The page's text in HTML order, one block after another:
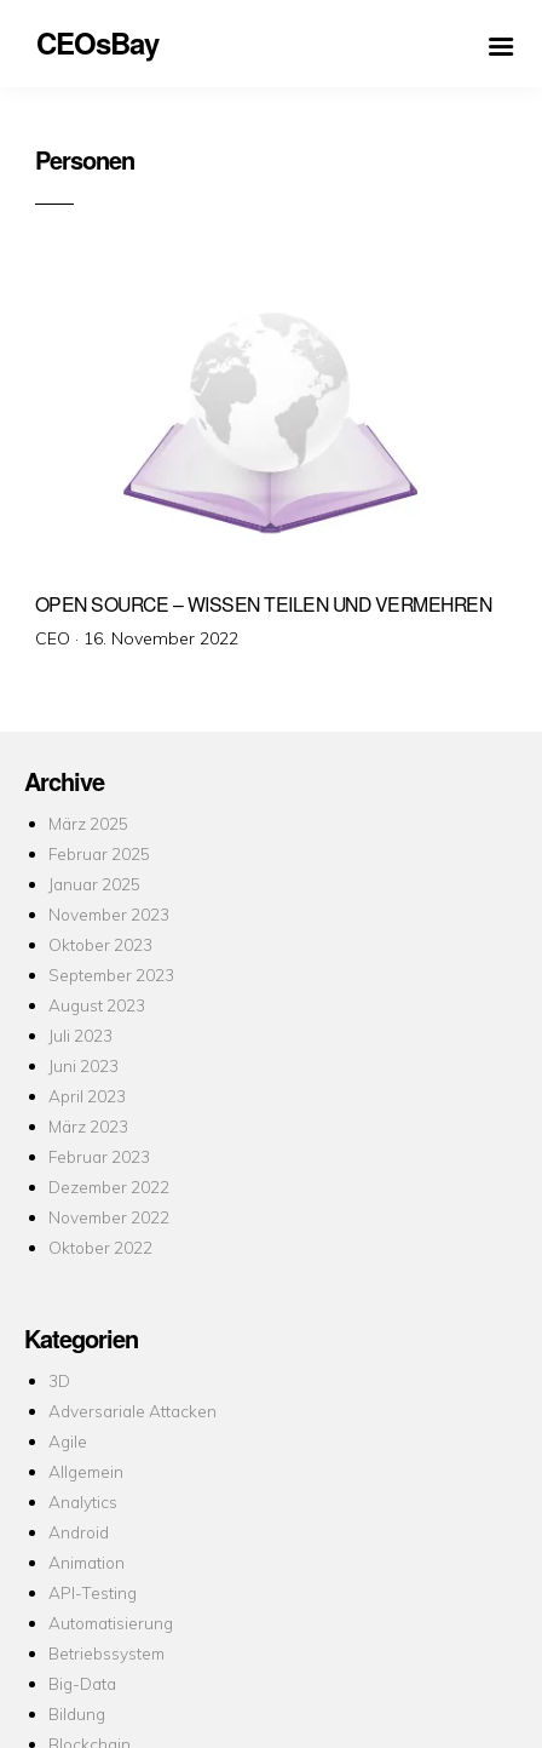
CEOsBay
Personen
OPEN SOURCE – WISSEN TEILEN UND VERMEHREN
CEO · Veröffentlicht
16. November 2022
Archive
März 2025
Februar 2025
Januar 2025
November 2023
Oktober 2023
September 2023
August 2023
Juli 2023
Juni 2023
April 2023
März 2023
Februar 2023
Dezember 2022
November 2022
Oktober 2022
Kategorien
3D
Adversariale Attacken
Agile
Allgemein
Analytics
Android
Animation
API-Testing
Automatisierung
Betriebssystem
Big-Data
Bildung